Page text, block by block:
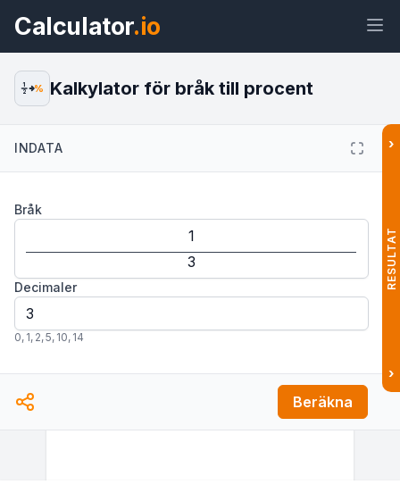
Calculator.io
till procent Widget
1
2
% Kalkylator för bråk till procent
INDATA
Bråk
Decimaler
0, 1, 2,5, 10, 14
Beräkna
›
RESULTAT
›